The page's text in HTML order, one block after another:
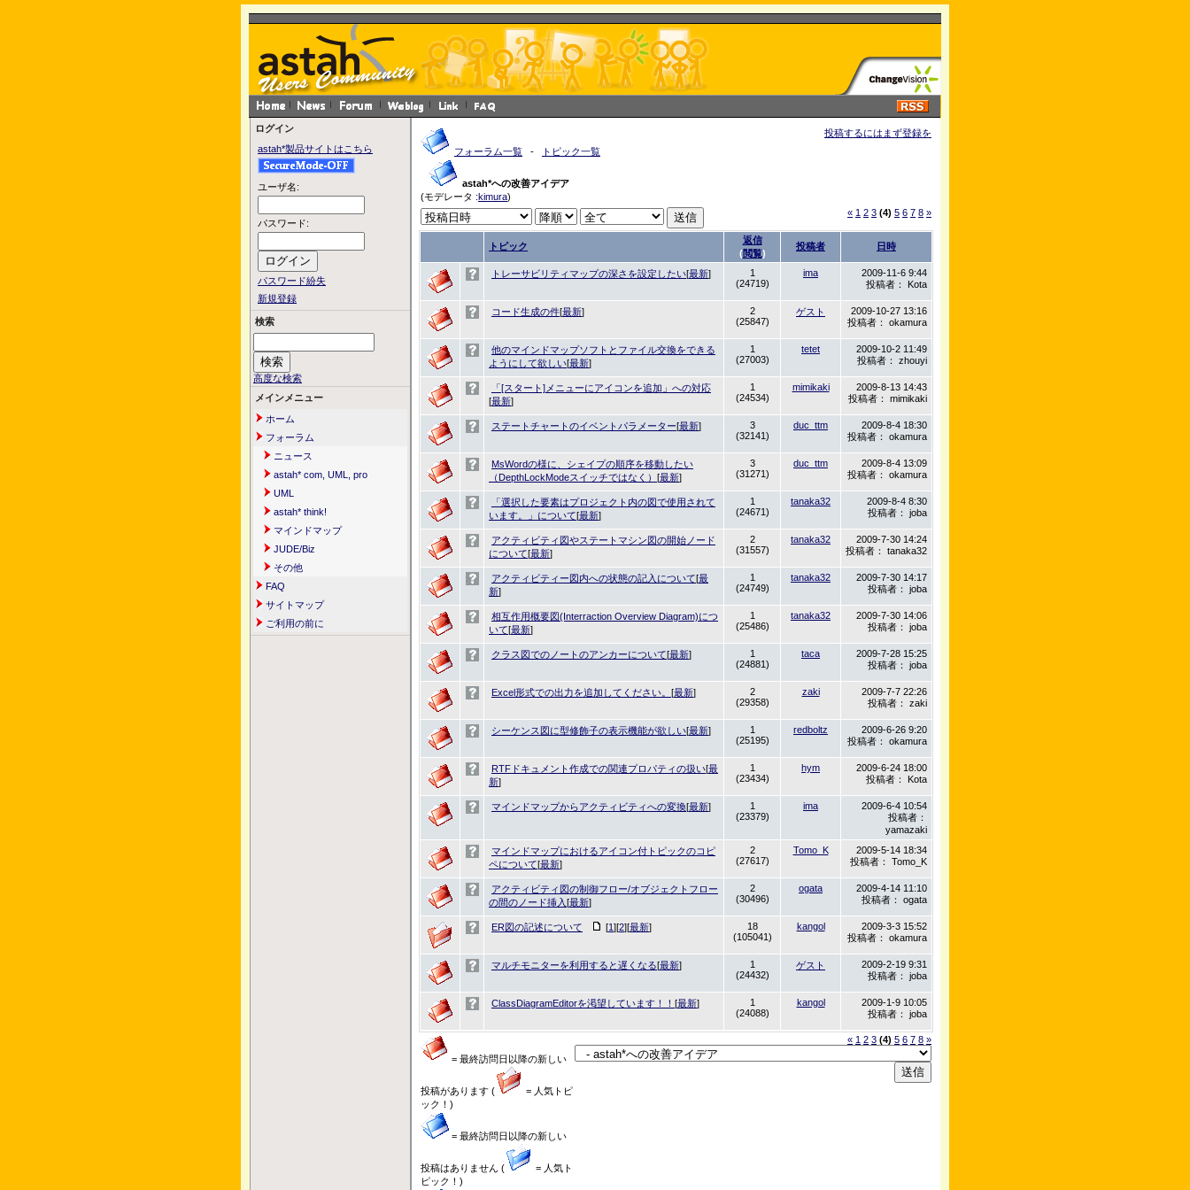
ログイン
astah*製品サイトはこちら
ユーザ名:
パスワード:
パスワード紛失
新規登録
検索
高度な検索
メインメニュー
ホーム
フォーラム
ニュース
astah* com, UML, pro
UML
astah* think!
マインドマップ
JUDE/Biz
その他
FAQ
サイトマップ
ご利用の前に
フォーラム一覧 - トピック一覧
astah*への改善アイデア
(モデレータ :kimura)
投稿するにはまず登録を
« 1 2 3 (4) 5 6 7 8 »
トピック
返信
(閲覧)
投稿者 日時
トレーサビリティマップの深さを設定したい[最新]
1
(24719)
ima
2009-11-6 9:44
投稿者： Kota
コード生成の件[最新]
2
(25847)
ゲスト
2009-10-27 13:16
投稿者： okamura
他のマインドマップソフトとファイル交換をできる
ようにして欲しい[最新]
1
(27003)
tetet
2009-10-2 11:49
投稿者： zhouyi
「[スタート]メニューにアイコンを追加」への対応
[最新]
1
(24534)
mimikaki
2009-8-13 14:43
投稿者： mimikaki
ステートチャートのイベントパラメーター[最新]
3
(32141)
duc_ttm
2009-8-4 18:30
投稿者： okamura
MsWordの様に、シェイプの順序を移動したい
（DepthLockModeスイッチではなく） [最新]
3
(31271)
duc_ttm
2009-8-4 13:09
投稿者： okamura
「選択した要素はプロジェクト内の図で使用されて
います。」について[最新]
1
(24671)
tanaka32
2009-8-4 8:30
投稿者： joba
アクティビティ図やステートマシン図の開始ノード
について[最新]
2
(31557)
tanaka32
2009-7-30 14:24
投稿者： tanaka32
アクティビティー図内への状態の記入について[最
新]
1
(24749)
tanaka32
2009-7-30 14:17
投稿者： joba
相互作用概要図(Interraction Overview Diagram)につ
いて[最新]
1
(25486)
tanaka32
2009-7-30 14:06
投稿者： joba
クラス図でのノートのアンカーについて[最新]
1
(24881)
taca
2009-7-28 15:25
投稿者： joba
Excel形式での出力を追加してください。 [最新]
2
(29358)
zaki
2009-7-7 22:26
投稿者： zaki
シーケンス図に型修飾子の表示機能が欲しい[最新]
1
(25195)
redboltz
2009-6-26 9:20
投稿者： okamura
RTFドキュメント作成での関連プロパティの扱い[最
新]
1
(23434)
hym
2009-6-24 18:00
投稿者： Kota
マインドマップからアクティビティへの変換[最新]
1
(23379)
ima
2009-6-4 10:54
投稿者：
yamazaki
マインドマップにおけるアイコン付トピックのコピ
ペについて[最新]
2
(27617)
Tomo_K
2009-5-14 18:34
投稿者： Tomo_K
アクティビティ図の制御フロー/オブジェクトフロー
の間のノード挿入[最新]
2
(30496)
ogata
2009-4-14 11:10
投稿者： ogata
ER図の記述について [1][2][最新]
18
(105041)
kangol
2009-3-3 15:52
投稿者： okamura
マルチモニターを利用すると遅くなる[最新]
1
(24432)
ゲスト
2009-2-19 9:31
投稿者： joba
ClassDiagramEditorを渇望しています！！ [最新]
1
(24088)
kangol
2009-1-9 10:05
投稿者： joba
= 最終訪問日以降の新しい
投稿があります (
= 人気トピ
ック！)
= 最終訪問日以降の新しい
投稿はありません (
= 人気ト
ピック！)
« 1 2 3 (4) 5 6 7 8 »